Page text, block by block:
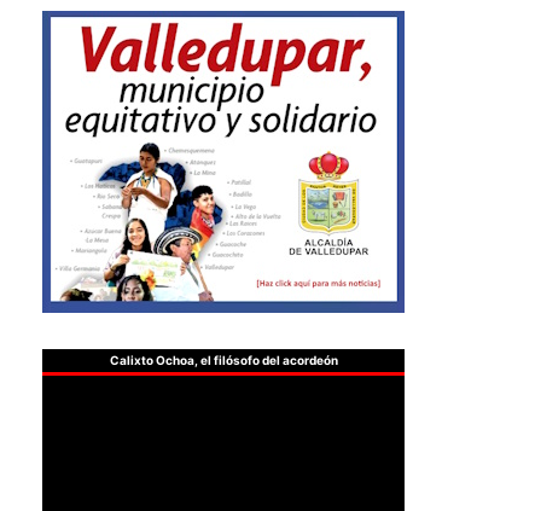
Calixto Ochoa, el filósofo del acordeón